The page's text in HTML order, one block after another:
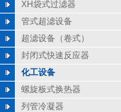
XH袋式过滤器
管式超滤设备
超滤设备（卷式）
封闭式快速反应器
化工设备
螺旋板式换热器
列管冷凝器